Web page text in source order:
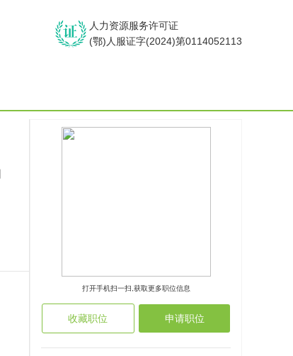
人力资源服务许可证
(鄂)人服证字(2024)第0114052113
打开手机扫一扫,获取更多职位信息
收藏职位 申请职位